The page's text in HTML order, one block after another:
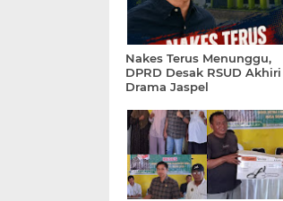
Nakes Terus Menunggu,
DPRD Desak RSUD Akhiri
Drama Jaspel